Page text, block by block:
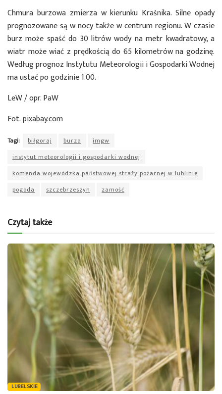
Chmura burzowa zmierza w kierunku Kraśnika. Silne opady
prognozowane są w nocy także w centrum regionu. W czasie
burz może spaść do 30 litrów wody na metr kwadratowy, a
wiatr może wiać z prędkością do 65 kilometrów na godzinę.
Według prognoz Instytutu Meteorologii i Gospodarki Wodnej
ma ustać po godzinie 1.00.
LeW / opr. PaW
Fot. pixabay.com
Tagi: biłgoraj burza
imgw
instytut meteorologii i gospodarki wodnej
komenda wojewódzka państwowej straży pożarnej w lublinie
pogoda
szczebrzeszyn zamość
Czytaj także
LUBELSKIE